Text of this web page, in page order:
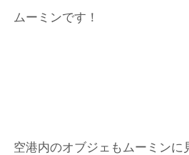
ムーミンです！
空港内のオブジェもムーミンに